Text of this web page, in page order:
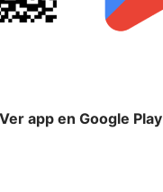
Ver app en Google Play